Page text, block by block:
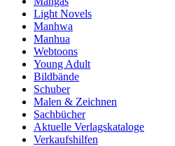
Light Novels
Manhwa
Manhua
Webtoons
Young Adult
Bildbände
Schuber
Malen & Zeichnen
Sachbücher
Aktuelle Verlagskataloge
Verkaufshilfen